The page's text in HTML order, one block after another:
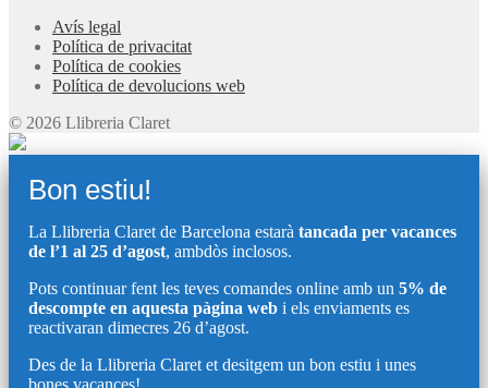
Avís legal
Política de privacitat
Política de cookies
Política de devolucions web
© 2026 Llibreria Claret
Bon estiu!
La Llibreria Claret de Barcelona estarà tancada per vacances
de l’1 al 25 d’agost, ambdòs inclosos.
Pots continuar fent les teves comandes online amb un 5% de
descompte en aquesta pàgina web i els enviaments es
reactivaran dimecres 26 d’agost.
Des de la Llibreria Claret et desitgem un bon estiu i unes
bones vacances!